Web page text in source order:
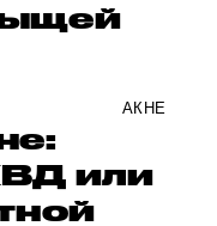
АКНЕ
или